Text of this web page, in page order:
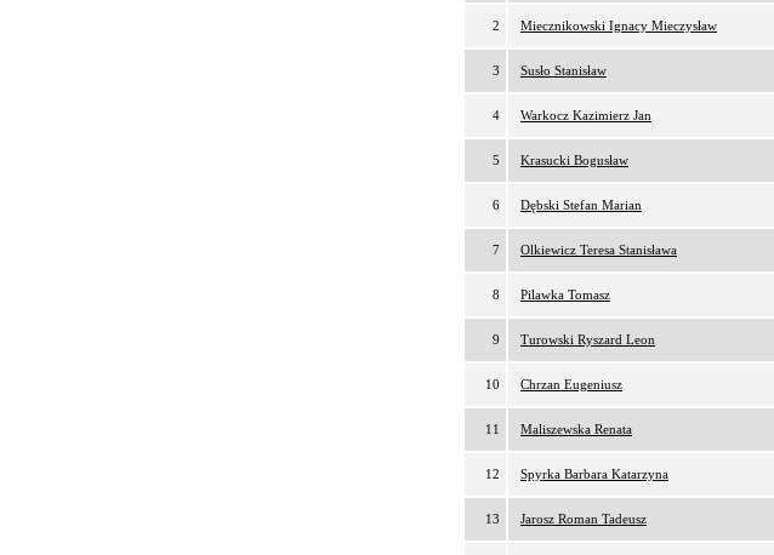
2 Miecznikowski Ignacy Mieczysław
3 Susło Stanisław
4 Warkocz Kazimierz Jan
5 Krasucki Bogusław
6 Dębski Stefan Marian
7 Olkiewicz Teresa Stanisława
8 Pilawka Tomasz
9 Turowski Ryszard Leon
10 Chrzan Eugeniusz
11 Maliszewska Renata
12 Spyrka Barbara Katarzyna
13 Jarosz Roman Tadeusz